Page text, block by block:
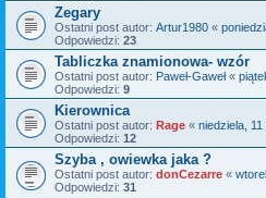
Zegary
Ostatni post autor: Artur1980 «
Odpowiedzi: 23
Tabliczka znamionowa- wzór
Ostatni post autor: Paweł-Gaweł«
Odpowiedzi: 9
Kierownica
Ostatni post autor: Rage « niedziela,
Odpowiedzi: 12
Szyba , owiewka jaka ?
Ostatni post autor: donCezarre «
Odpowiedzi: 31